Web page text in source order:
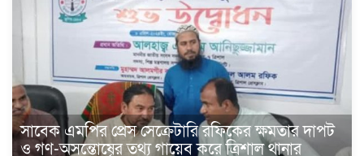
সাবেক এমপির প্রেস সেক্রেটারি রফিকের ক্ষমতার দাপট
ও গণ-অসন্তোষের তথ্য গায়েব করে ত্রিশাল থানার